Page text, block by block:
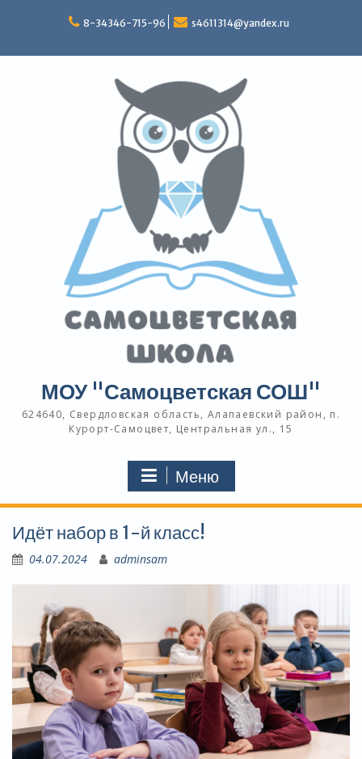
8-34346-715-96 s4611314@yandex.ru
МОУ "Самоцветская СОШ"
624640, Свердловская область, Алапаевский район, п.
Курорт-Самоцвет, Центральная ул., 15
Меню
Идёт набор в 1-й класс!
04.07.2024 adminsam